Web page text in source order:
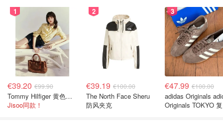
1
€39.20 €99.90
Tommy Hilfiger 黄色条纹衬衫
Jisoo同款！
2
€39.19 €100.00
The North Face Sheru
防风夹克
3
€47.99 €100.00
adidas Originals
Originals TOKYO